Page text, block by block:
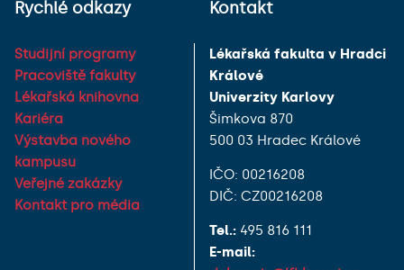
Rychlé odkazy
Studijní programy
Pracoviště fakulty
Lékařská knihovna
Kariéra
Výstavba nového
kampusu
Veřejné zakázky
Kontakt pro média
Kontakt
Lékařská fakulta v Hradci
Králové
Univerzity Karlovy
Šimkova 870
500 03 Hradec Králové
IČO: 00216208
DIČ: CZ00216208
Tel.: 495 816 111
E-mail: